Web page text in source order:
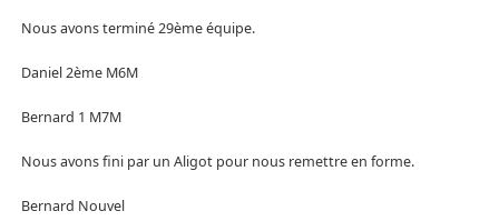
Nous avons terminé 29ème équipe.
Daniel 2ème M6M
Bernard 1 M7M
Nous avons fini par un Aligot pour nous remettre en forme.
Bernard Nouvel